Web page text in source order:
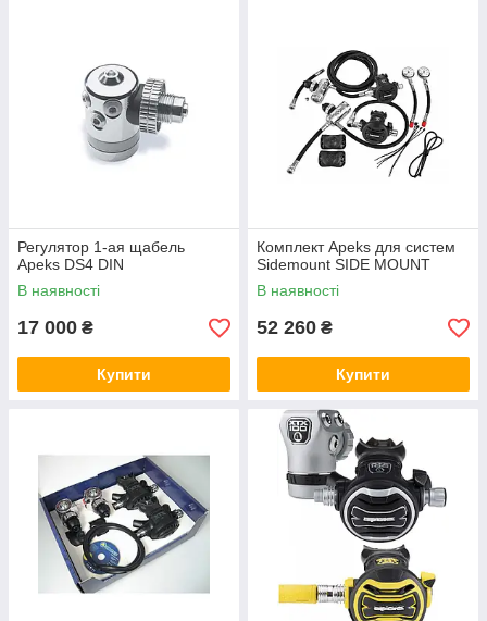
Регулятор 1-ая щабель
Apeks DS4 DIN
В наявності
17 000 ₴
Купити
Комплект Apeks для систем
Sidemount SIDE MOUNT
В наявності
52 260 ₴
Купити